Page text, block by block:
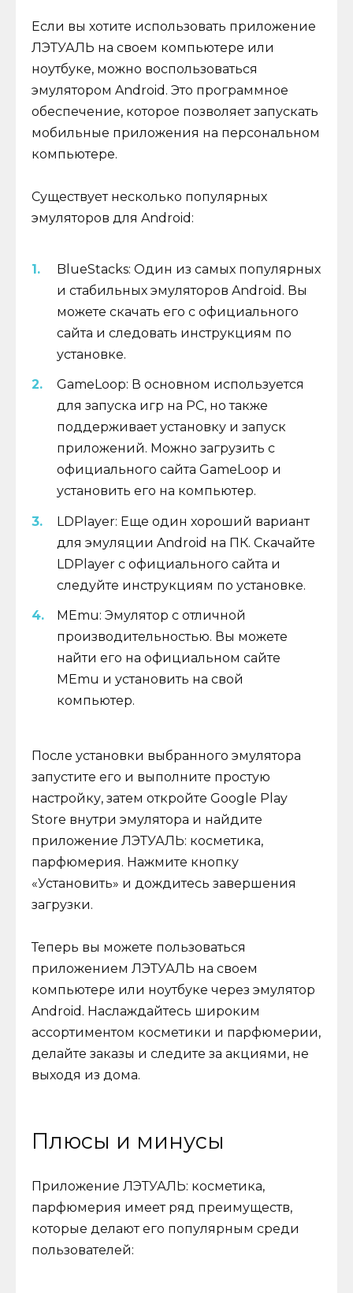
Если вы хотите использовать приложение
ЛЭТУАЛЬ на своем компьютере или
ноутбуке, можно воспользоваться
эмулятором Android. Это программное
обеспечение, которое позволяет запускать
мобильные приложения на персональном
компьютере.
Существует несколько популярных
эмуляторов для Android:
BlueStacks: Один из самых популярных
и стабильных эмуляторов Android. Вы
можете скачать его с официального
сайта и следовать инструкциям по
установке.
GameLoop: В основном используется
для запуска игр на PC, но также
поддерживает установку и запуск
приложений. Можно загрузить с
официального сайта GameLoop и
установить его на компьютер.
LDPlayer: Еще один хороший вариант
для эмуляции Android на ПК. Скачайте
LDPlayer с официального сайта и
следуйте инструкциям по установке.
MEmu: Эмулятор с отличной
производительностью. Вы можете
найти его на официальном сайте
MEmu и установить на свой
компьютер.
После установки выбранного эмулятора
запустите его и выполните простую
настройку, затем откройте Google Play
Store внутри эмулятора и найдите
приложение ЛЭТУАЛЬ: косметика,
парфюмерия. Нажмите кнопку
«Установить» и дождитесь завершения
загрузки.
Теперь вы можете пользоваться
приложением ЛЭТУАЛЬ на своем
компьютере или ноутбуке через эмулятор
Android. Наслаждайтесь широким
ассортиментом косметики и парфюмерии,
делайте заказы и следите за акциями, не
выходя из дома.
Плюсы и минусы
Приложение ЛЭТУАЛЬ: косметика,
парфюмерия имеет ряд преимуществ,
которые делают его популярным среди
пользователей: